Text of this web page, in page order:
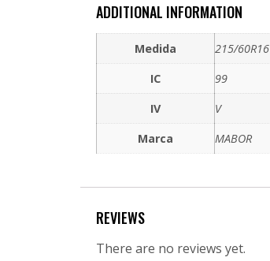
ADDITIONAL INFORMATION
Medida
215/60R16
IC
99
IV
V
Marca
MABOR
REVIEWS
There are no reviews yet.